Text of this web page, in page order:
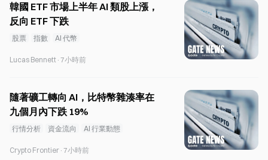
韓國 ETF 市場上半年 AI 類股上漲，
反向 ETF 下跌
股票 指數 AI 代幣
Lucas Bennett · 7小時前
隨著礦工轉向 AI，比特幣雜湊率在
九個月內下跌 19%
行情分析 資金流向 AI 行業動態
Crypto Frontier · 7小時前